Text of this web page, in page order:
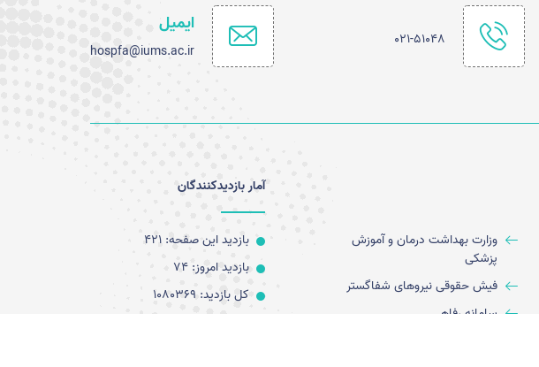
021-51048
ایمیل
hospfa@iums.ac.ir
وزارت بهداشت درمان و آموزش
پزشکی
فیش حقوقی نیروهای شفاگستر
سامانه رفاهی
آمار بازدیدکنندگان
بازدید این صفحه: 421
بازدید امروز: 74
کل بازدید: 1080369